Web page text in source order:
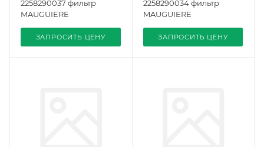
2258290037 фильтр
MAUGUIERE
ЗАПРОСИТЬ ЦЕНУ
2258290034 фильтр
MAUGUIERE
ЗАПРОСИТЬ ЦЕНУ